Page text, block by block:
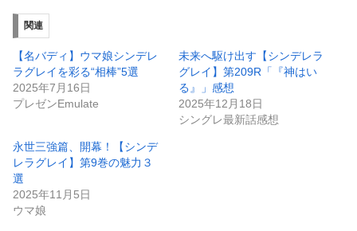
関連
【名バディ】ウマ娘シンデレ
ラグレイを彩る“相棒”5選
2025年7月16日
プレゼンEmulate
未来へ駆け出す【シンデレラ
グレイ】第209R「『神はい
る』」感想
2025年12月18日
シングレ最新話感想
永世三強篇、開幕！【シンデ
レラグレイ】第9巻の魅力３
選
2025年11月5日
ウマ娘